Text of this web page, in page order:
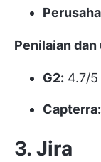
Penilaian
G2: 4.7/5
Capterra:
3. Jira